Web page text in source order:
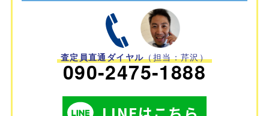
査定員直通ダイヤル（担当：芹沢）
090-2475-1888